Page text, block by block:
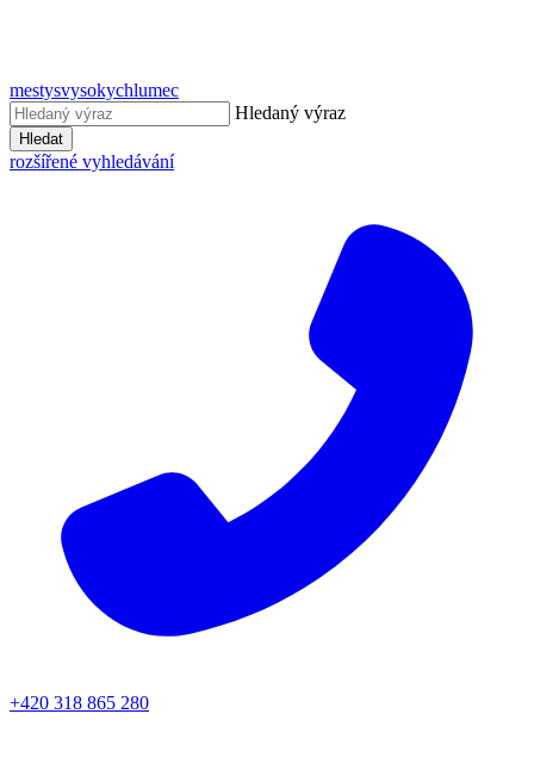
mestysvysokychlumec
Hledaný výraz
Hledat
rozšířené vyhledávání
+420 318 865 280